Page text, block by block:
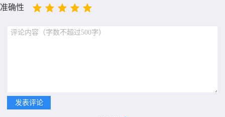
准确性